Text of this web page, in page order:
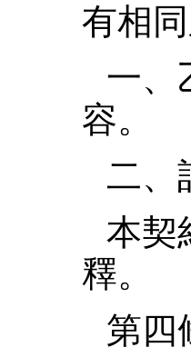
有相
一、
容。
二、
本契
釋。
第四